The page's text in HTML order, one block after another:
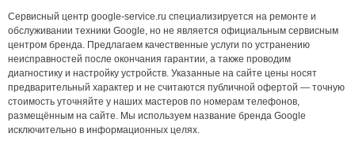
Сервисный центр google-service.ru специализируется на ремонте и
обслуживании техники Google, но не является официальным сервисным
центром бренда. Предлагаем качественные услуги по устранению
неисправностей после окончания гарантии, а также проводим
диагностику и настройку устройств. Указанные на сайте цены носят
предварительный характер и не считаются публичной офертой — точную
стоимость уточняйте у наших мастеров по номерам телефонов,
размещённым на сайте. Мы используем название бренда Google
исключительно в информационных целях.